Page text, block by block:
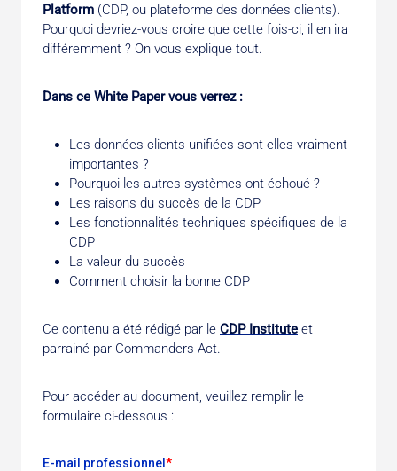
Platform (CDP, ou plateforme des données clients).
Pourquoi devriez-vous croire que cette fois-ci, il en ira
différemment ? On vous explique tout.
Dans ce White Paper vous verrez :
Les données clients unifiées sont-elles vraiment
importantes ?
Pourquoi les autres systèmes ont échoué ?
Les raisons du succès de la CDP
Les fonctionnalités techniques spécifiques de la
CDP
La valeur du succès
Comment choisir la bonne CDP
Ce contenu a été rédigé par le CDP Institute et
parrainé par Commanders Act.
Pour accéder au document, veuillez remplir le
formulaire ci-dessous :